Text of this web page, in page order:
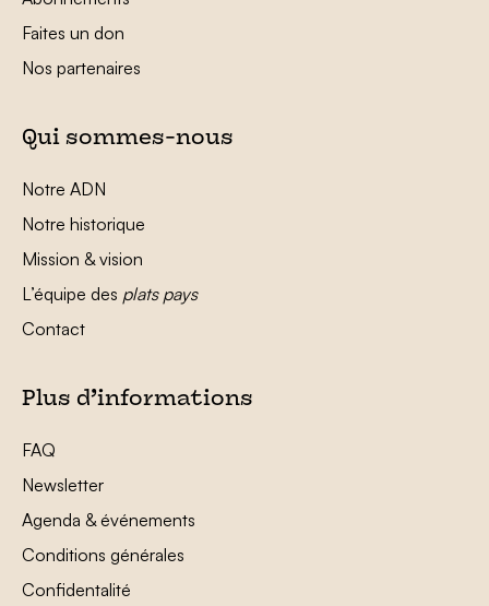
Faites un don
Nos partenaires
Qui sommes-nous
Notre ADN
Notre historique
Mission & vision
L’équipe des plats pays
Contact
Plus d’informations
FAQ
Newsletter
Agenda & événements
Conditions générales
Confidentalité